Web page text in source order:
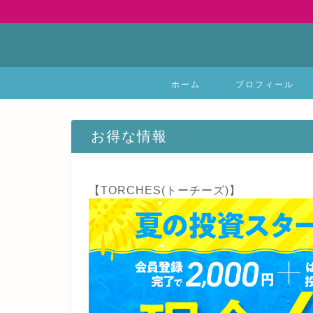
ホーム プロフィール
お得な情報
【TORCHES(トーチーズ)】